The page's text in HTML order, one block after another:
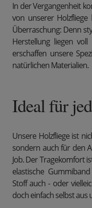
In der Vergangenheit
von unserer
Überraschung: Denn
Herstellung liegen
erschaffen unsere
natürlichen Materialien.
Ideal für
Unsere Holzfliege ist
sondern auch für den
Job. Der Tragekomfort
elastische
Stoff auch - oder
doch einfach selbst aus